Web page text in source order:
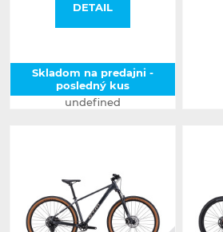
DETAIL
Skladom na predajni -
posledný kus
undefined